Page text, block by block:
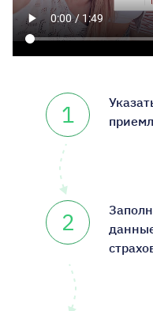
1
2